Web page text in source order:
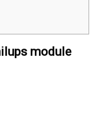
module